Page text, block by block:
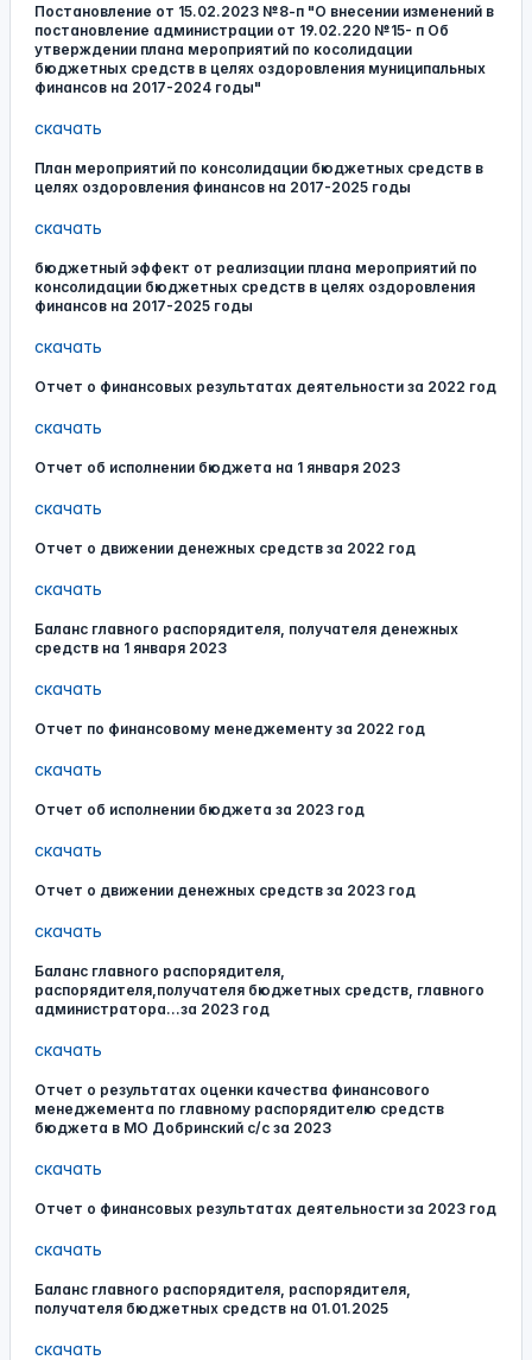
Постановление от 15.02.2023 №8-п "О внесении изменений в
постановление администрации от 19.02.220 №15- п Об
утверждении плана мероприятий по косолидации
бюджетных средств в целях оздоровления муниципальных
финансов на 2017-2024 годы"
скачать
План мероприятий по консолидации бюджетных средств в
целях оздоровления финансов на 2017-2025 годы
скачать
бюджетный эффект от реализации плана мероприятий по
консолидации бюджетных средств в целях оздоровления
финансов на 2017-2025 годы
скачать
Отчет о финансовых результатах деятельности за 2022 год
скачать
Отчет об исполнении бюджета на 1 января 2023
скачать
Отчет о движении денежных средств за 2022 год
скачать
Баланс главного распорядителя, получателя денежных
средств на 1 января 2023
скачать
Отчет по финансовому менеджементу за 2022 год
скачать
Отчет об исполнении бюджета за 2023 год
скачать
Отчет о движении денежных средств за 2023 год
скачать
Баланс главного распорядителя,
распорядителя,получателя бюджетных средств, главного
администратора...за 2023 год
скачать
Отчет о результатах оценки качества финансового
менеджемента по главному распорядителю средств
бюджета в МО Добринский с/с за 2023
скачать
Отчет о финансовых результатах деятельности за 2023 год
скачать
Баланс главного распорядителя, распорядителя,
получателя бюджетных средств на 01.01.2025
скачать